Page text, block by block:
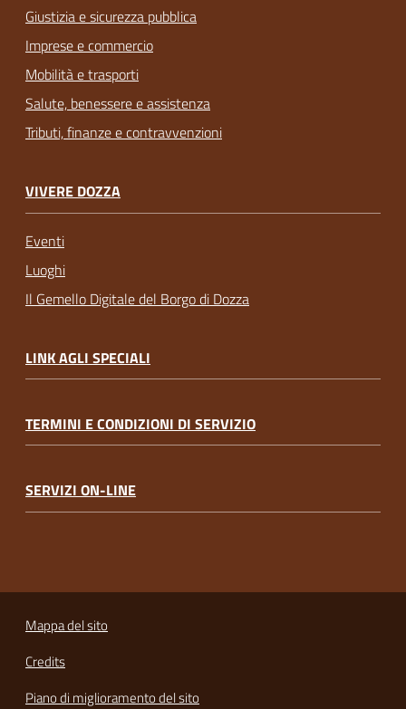
Giustizia e sicurezza pubblica
Imprese e commercio
Mobilità e trasporti
Salute, benessere e assistenza
Tributi, finanze e contravvenzioni
VIVERE DOZZA
Eventi
Luoghi
Il Gemello Digitale del Borgo di Dozza
LINK AGLI SPECIALI
TERMINI E CONDIZIONI DI SERVIZIO
SERVIZI ON-LINE
Mappa del sito
Credits
Piano di miglioramento del sito